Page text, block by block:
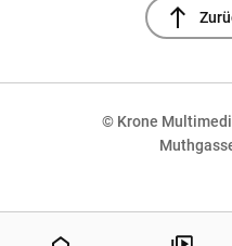
north
© Krone
NaN%